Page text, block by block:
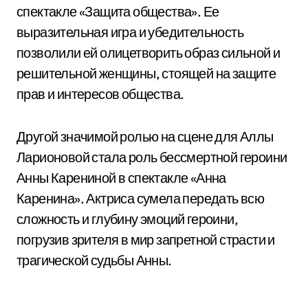
спектакле «Защита общества». Ее
выразительная игра и убедительность
позволили ей олицетворить образ сильной и
решительной женщины, стоящей на защите
прав и интересов общества.
Другой значимой ролью на сцене для Аллы
Ларионовой стала роль бессмертной героини
Анны Карениной в спектакле «Анна
Каренина». Актриса сумела передать всю
сложность и глубину эмоций героини,
погрузив зрителя в мир запретной страсти и
трагической судьбы Анны.